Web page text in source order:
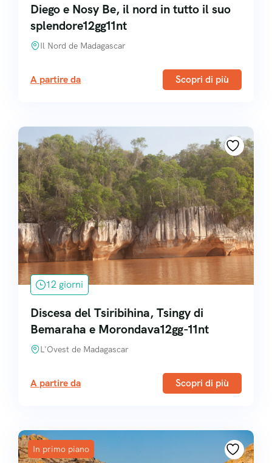
Diego e Nosy Be, il nord in tutto il suo
splendore12gg11nt
Il Nord de Madagascar
A partire da Scopri di più
12 giorni
Discesa del Tsiribihina, Tsingy di
Bemaraha e Morondava12gg-11nt
L'Ovest de Madagascar
A partire da Scopri di più
In primo piano